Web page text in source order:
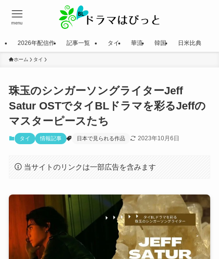
menu
2026年配信作 記事一覧 タイ 華流 韓国 日米比典
ホーム タイ
珠玉のシンガーソングライターJeff
Satur OSTでタイBLドラマを彩るJeffの
マスターピースたち
タイ 情報記事 日本で見られる作品 2023年10月6日
当サイトのリンクは一部広告を含みます